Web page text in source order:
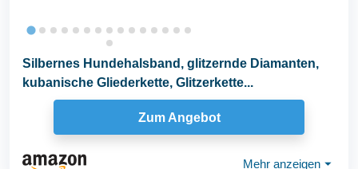
Silbernes Hundehalsband, glitzernde Diamanten,
kubanische Gliederkette, Glitzerkette...
Zum Angebot
Mehr anzeigen ⏷